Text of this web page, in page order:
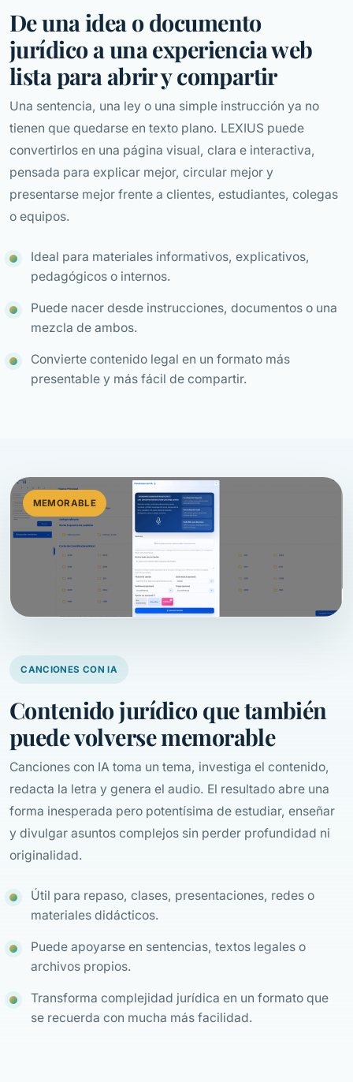
De una idea o documento
jurídico a una experiencia web
lista para abrir y compartir
Una sentencia, una ley o una simple instrucción ya no
tienen que quedarse en texto plano. LEXIUS puede
convertirlos en una página visual, clara e interactiva,
pensada para explicar mejor, circular mejor y
presentarse mejor frente a clientes, estudiantes, colegas
o equipos.
Ideal para materiales informativos, explicativos,
pedagógicos o internos.
Puede nacer desde instrucciones, documentos o una
mezcla de ambos.
Convierte contenido legal en un formato más
presentable y más fácil de compartir.
MEMORABLE
CANCIONES CON IA
Contenido jurídico que también
puede volverse memorable
Canciones con IA toma un tema, investiga el contenido,
redacta la letra y genera el audio. El resultado abre una
forma inesperada pero potentísima de estudiar, enseñar
y divulgar asuntos complejos sin perder profundidad ni
originalidad.
Útil para repaso, clases, presentaciones, redes o
materiales didácticos.
Puede apoyarse en sentencias, textos legales o
archivos propios.
Transforma complejidad jurídica en un formato que
se recuerda con mucha más facilidad.